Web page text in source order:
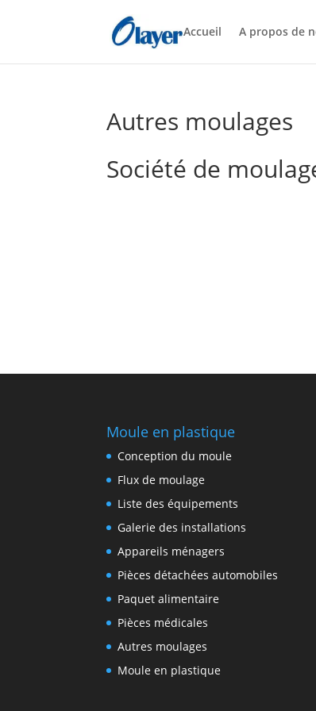
Accueil A propos de
Autres moulages
Société de
Moule en plastique
Conception du moule
Flux de moulage
Liste des équipements
Galerie des installations
Appareils ménagers
Pièces détachées automobiles
Paquet alimentaire
Pièces médicales
Autres moulages
Moule en plastique